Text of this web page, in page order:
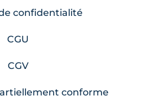
confidentialité
CGU
CGV
conforme